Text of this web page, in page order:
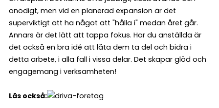
onödigt, men vid en planerad expansion är det
superviktigt att ha något att "hålla i" medan året går.
Annars är det lätt att tappa fokus. Har du anställda är
det också en bra idé att låta dem ta del och bidra i
detta arbete, i alla fall i vissa delar. Det skapar glöd och
engagemang i verksamheten!
Läs också: